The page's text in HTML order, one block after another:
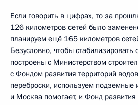
Если говорить в цифрах, то за
126 километров сетей было
планируем ещё 165 километров
Безусловно, чтобы стабилизировать
построены с Министерством
с Фондом развития территорий
переброски, используем подземные
и Москва помогает, и Фонд развития